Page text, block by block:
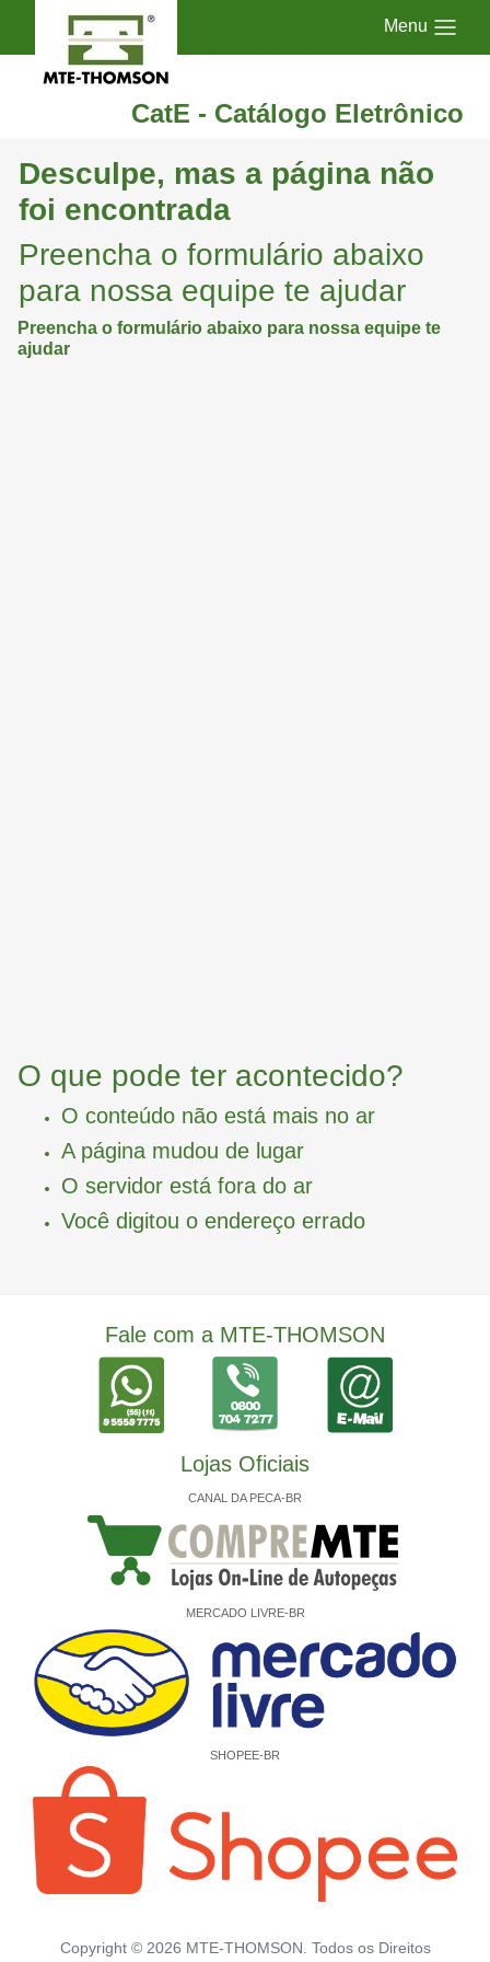
Menu
CatE - Catálogo Eletrônico
Desculpe, mas a página não
foi encontrada
Preencha o formulário abaixo
para nossa equipe te ajudar
Preencha o formulário abaixo para nossa equipe te
ajudar
O que pode ter acontecido?
O conteúdo não está mais no ar
A página mudou de lugar
O servidor está fora do ar
Você digitou o endereço errado
Fale com a MTE-THOMSON
Lojas Oficiais
CANAL DA PECA-BR
MERCADO LIVRE-BR
SHOPEE-BR
Copyright © 2026 MTE-THOMSON. Todos os Direitos